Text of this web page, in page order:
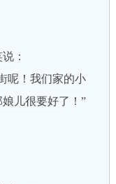
：
！我们家的小
儿很要好了！”